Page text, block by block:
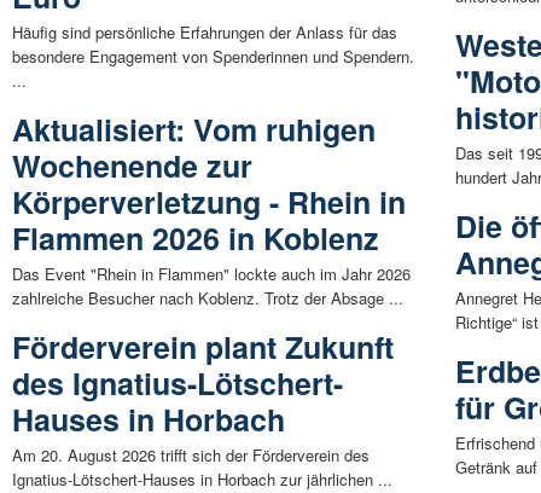
Häufig sind persönliche Erfahrungen der Anlass für das
besondere Engagement von Spenderinnen und Spendern.
...
Aktualisiert: Vom ruhigen
Wochenende zur
Körperverletzung - Rhein in
Flammen 2026 in Koblenz
Das Event "Rhein in Flammen" lockte auch im Jahr 2026
zahlreiche Besucher nach Koblenz. Trotz der Absage ...
Förderverein plant Zukunft
des Ignatius-Lötschert-
Hauses in Horbach
Am 20. August 2026 trifft sich der Förderverein des
Ignatius-Lötschert-Hauses in Horbach zur jährlichen ...
Das seit
hundert
Die
Annegret
Richtige“
für
Getränk